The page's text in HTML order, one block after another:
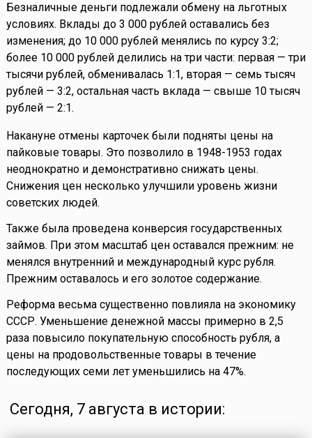
Безналичные деньги подлежали обмену на льготных
условиях. Вклады до 3 000 рублей оставались без
изменения; до 10 000 рублей менялись по курсу 3:2;
более 10 000 рублей делились на три части: первая — три
тысячи рублей, обменивалась 1:1, вторая — семь тысяч
рублей — 3:2, остальная часть вклада — свыше 10 тысяч
рублей — 2:1.
Накануне отмены карточек были подняты цены на
пайковые товары. Это позволило в 1948-1953 годах
неоднократно и демонстративно снижать цены.
Снижения цен несколько улучшили уровень жизни
советских людей.
Также была проведена конверсия государственных
займов. При этом масштаб цен оставался прежним: не
менялся внутренний и международный курс рубля.
Прежним оставалось и его золотое содержание.
Реформа весьма существенно повлияла на экономику
СССР. Уменьшение денежной массы примерно в 2,5
раза повысило покупательную способность рубля, а
цены на продовольственные товары в течение
последующих семи лет уменьшились на 47%.
Сегодня, 7 августа в истории: